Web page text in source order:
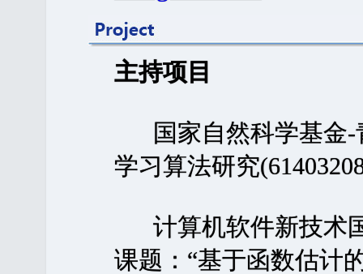
主持项目
国家自然科学基金-
学习算法研究
计算机软件新技术
课题：“基于函数估计